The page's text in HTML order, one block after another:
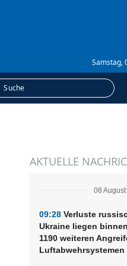
Samstag,
Abonnement
AKTUELLE
08
09:28 Verluste
Ukraine liegen
1190 weiteren
Luftabwehrsystemen